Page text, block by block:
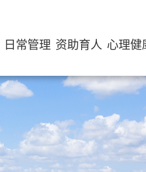
日常管理 资助育人 心理健